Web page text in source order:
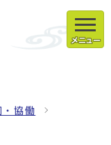
メニュー
・協働